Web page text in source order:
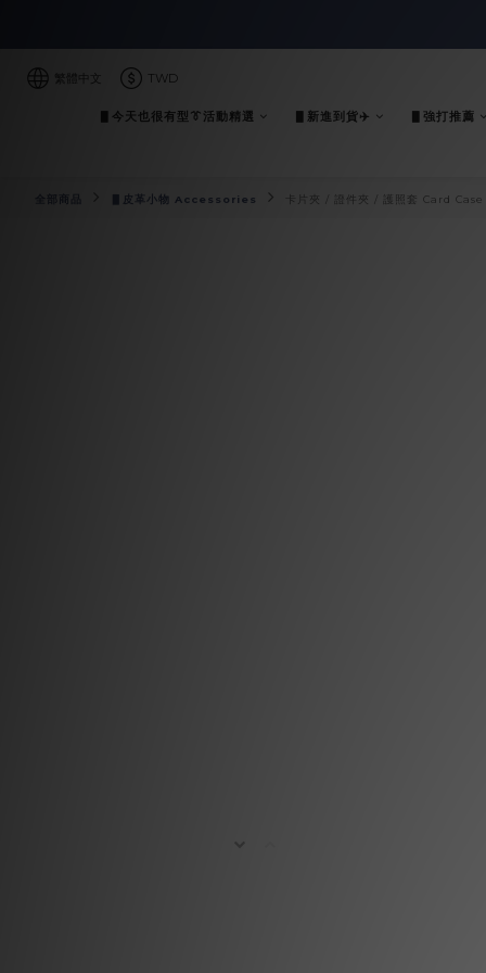
繁體中文 TWD
▋今天也很有型👔活動精選 ▋新進到貨✈️ ▋強打推薦
全部商品 ▋皮革小物 Accessories 卡片夾 / 證件夾 / 護照套 Card